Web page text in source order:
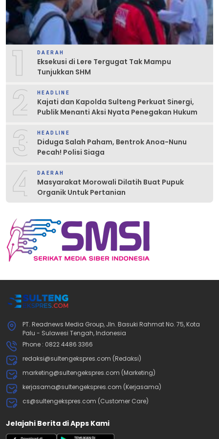
1 DAERAH
Eksekusi di Lere Tergugat Tak Mampu
Tunjukkan SHM
2 HEADLINE
Kajati dan Kapolda Sulteng Perkuat Sinergi,
Publik Menanti Aksi Nyata Penegakan Hukum
3 HEADLINE
Diduga Salah Paham, Bentrok Anoa-Nunu
Pecah! Polisi Siaga
4 DAERAH
Masyarakat Morowali Dilatih Buat Pupuk
Organik Untuk Pertanian
PT. Readnews Media Group, Jln. Basuki Rahmat No. 75, Kota
Palu - Sulawesi Tengah, Indonesia
Phone : 0822 4486 3366
redaksi@sultengekspres.com (Redaksi)
marketing@sultengekspres.com (Marketing)
kerjasama@sultengekspres.com (Kerjasama)
cs@sultengekspres.com (Customer Care)
Jelajahi Berita di Apps Kami